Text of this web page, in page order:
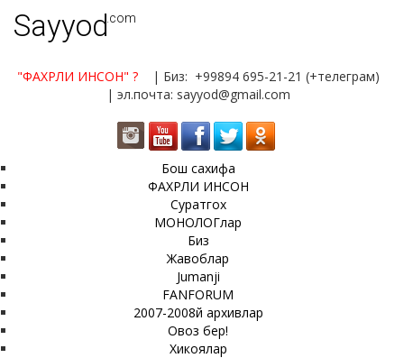
Sayyod.com
"ФАХРЛИ ИНСОН" ?
| Биз: +99894 695-21-21 (+телеграм)
| эл.почта: sayyod@gmail.com
Бош сахифа
ФАХРЛИ ИНСОН
Суратгох
МОНОЛОГлар
Биз
Жавоблар
Jumanji
FANFORUM
2007-2008й архивлар
Овоз бер!
Хикоялар